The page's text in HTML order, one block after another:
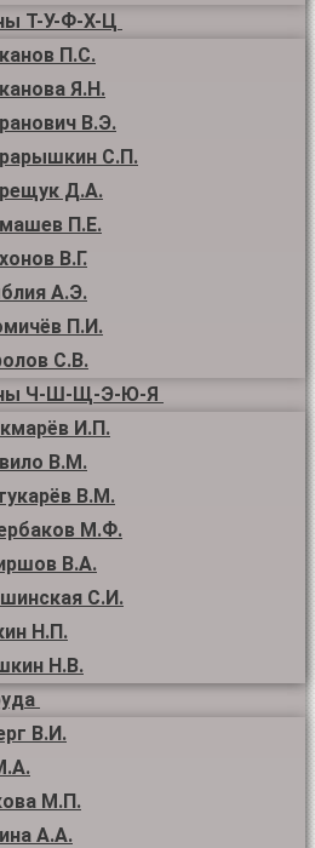
Т-У-Ф-Х-Ц
П.С.
Я.Н.
В.Э.
С.П.
Д.А.
П.Е.
В.Г.
А.Э.
П.И.
С.В.
Ч-Ш-Щ-Э-Ю-Я
И.П.
В.М.
В.М.
М.Ф.
В.А.
С.И.
Н.П.
Н.В.
В.И.
М.П.
А.А.